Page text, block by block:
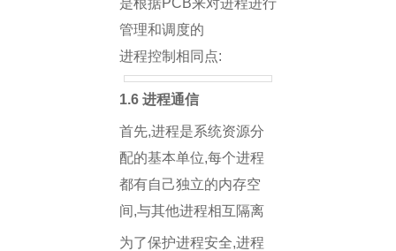
是根据PCB来对进程进行
管理和调度的
进程控制相同点:
1.6 进程通信
首先,进程是系统资源分
配的基本单位,每个进程
都有自己独立的内存空
间,与其他进程相互隔离
为了保护进程安全,进程